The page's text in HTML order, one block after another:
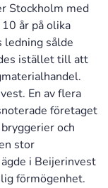
Stockholm med
år på olika
sålde
istället till att
En av flera
företaget
och
stor
i Beijerinvest
förmögenhet.